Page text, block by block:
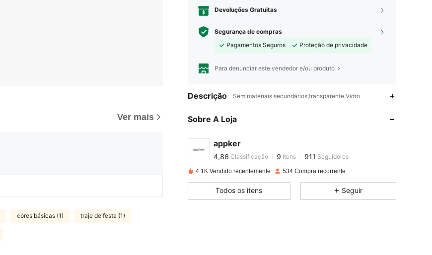
Ver mais
cores básicas (1) traje de festa (1)
Devoluções Gratuitas
Segurança de compras
Pagamentos Seguros
Proteção de privacidade
Para denunciar este vendedor e/ou produto
Descrição Sem materiais secundários,transparente,Vidro
Sobre A Loja
appker
4,86 9
911
4,86
4,86 Classificação 9 Itens 911 Seguidores
4,86 9
911
4,86
4,86
9
911
4.1K Vendido recentemente 534 Compra recorrente
Todos os itens Seguir